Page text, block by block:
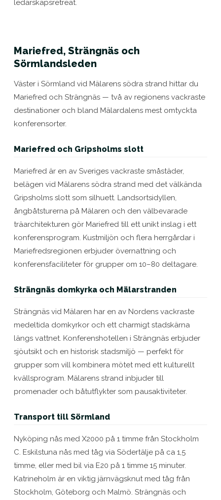
ledarskapsretreat.
Mariefred, Strängnäs och
Sörmlandsleden
Väster i Sörmland vid Mälarens södra strand hittar du
Mariefred och Strängnäs — två av regionens vackraste
destinationer och bland Mälardalens mest omtyckta
konferensorter.
Mariefred och Gripsholms slott
Mariefred är en av Sveriges vackraste småstäder,
belägen vid Mälarens södra strand med det välkända
Gripsholms slott som silhuett. Landsorts­idyllen,
ångbåtsturerna på Mälaren och den välbevarade
träarchitekturen gör Mariefred till ett unikt inslag i ett
konferensprogram. Kustmiljön och flera herrgårdar i
Mariefredsregionen erbjuder övernattning och
konferensfaciliteter för grupper om 10–80 deltagare.
Strängnäs domkyrka och Mälarstranden
Strängnäs vid Mälaren har en av Nordens vackraste
medeltida domkyrkor och ett charmigt stadskärna
längs vattnet. Konferenshotellen i Strängnäs erbjuder
sjöutsikt och en historisk stadsmiljö — perfekt för
grupper som vill kombinera mötet med ett kulturellt
kvällsprogram. Mälarens strand inbjuder till
promenader och båtutflykter som pausaktiviteter.
Transport till Sörmland
Nyköping nås med X2000 på 1 timme från Stockholm
C. Eskilstuna nås med tåg via Södertälje på ca 1,5
timme, eller med bil via E20 på 1 timme 15 minuter.
Katrineholm är en viktig järnvägsknut med tåg från
Stockholm, Göteborg och Malmö. Strängnäs och